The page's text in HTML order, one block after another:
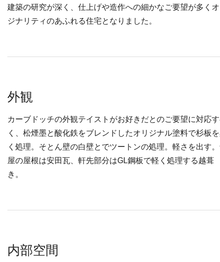
建築の研究が深く、仕上げや造作への細かなご要望が多く
ジナリティのあふれる住宅となりました。
外観
カーブドッチの外観テイストがお好きだとのご要望に対応
く、松煙墨と酸化鉄をブレンドしたオリジナル塗料で杉板
く処理。そとん壁の白壁とでツートンの処理。軽さを出す
屋の屋根は安田瓦、軒先部分はGL鋼板で軽く処理する越葺
き。
内部空間